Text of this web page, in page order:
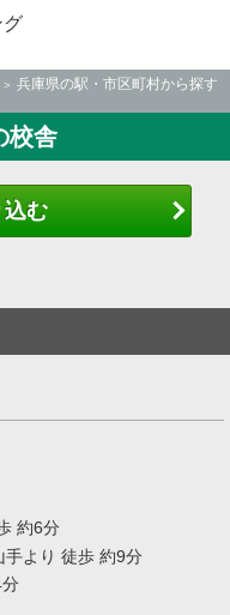
グ
兵庫県の駅・市区町村から探す
校舎
込む
約6分
より 徒歩 約9分